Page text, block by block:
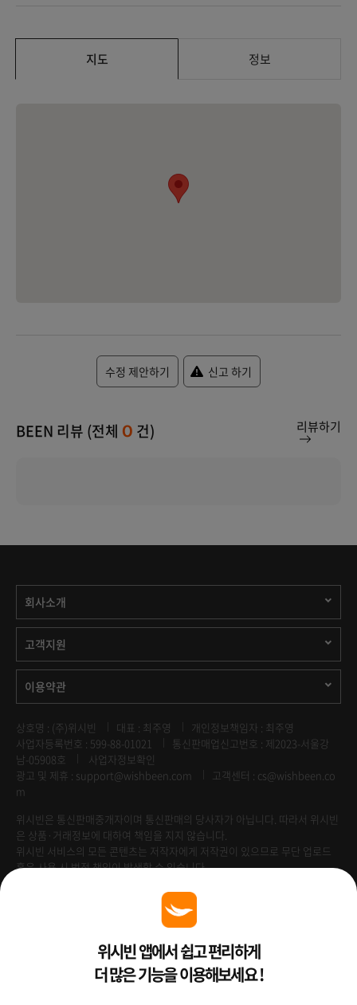
지도 정보
수정 제안하기 신고 하기
BEEN 리뷰 (전체 0 건) 리뷰하기
회사소개
고객지원
이용약관
상호명 : (주)위시빈 대표 : 최주영
개인정보책임자 : 최주영
사업자등록번호 : 599-88-01021
통신판매업신고번호 : 제2023-서울강
남-05908호
사업자정보확인
광고 및 제휴 : support@wishbeen.com
고객센터 : cs@wishbeen.co
m
위시빈은 통신판매중개자이며 통신판매의 당사자가 아닙니다. 따라서 위시빈
은 상품·거래정보에 대하여 책임을 지지 않습니다.
위시빈 서비스의 모든 콘텐츠는 저작자에게 저작권이 있으므로 무단 업로드
혹은 사용 시 법적 책임이 발생할 수 있습니다.
Venture Enterprise위시빈 앱에서 쉽고 편리하게
더 많은 기능을 이용해보세요 !